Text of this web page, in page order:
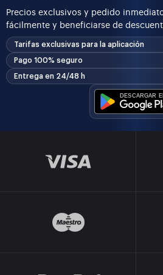
Precios exclusivos y pedido
fácilmente y beneficiarse de
Tarifas exclusivas para la aplicación
Pago 100% seguro
Entrega en 24/48 h